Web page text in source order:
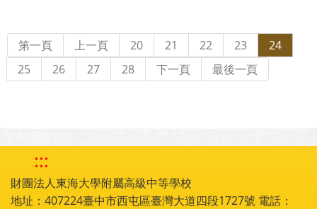
第一頁 上一頁 20 21 22 23
24
25
26 27 28 下一頁 最後一頁
:::
財團法人東海大學附屬高級中等學校
地址：407224臺中市西屯區臺灣大道四段1727號 電話：